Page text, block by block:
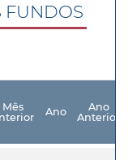
FUNDOS
Mês
Ano
Ano
Anterior